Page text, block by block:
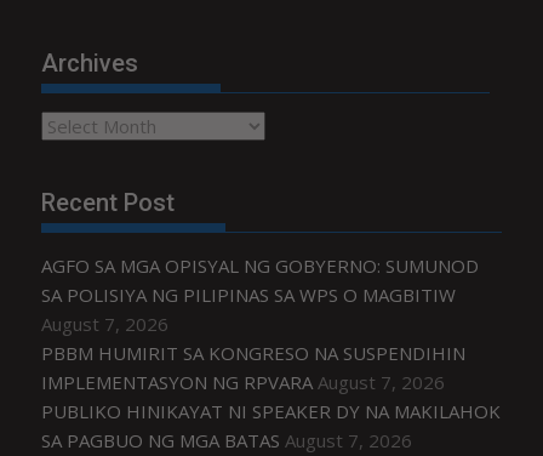
Archives
Archives
Recent Post
AGFO SA MGA OPISYAL NG GOBYERNO: SUMUNOD
SA POLISIYA NG PILIPINAS SA WPS O MAGBITIW
August 7, 2026
PBBM HUMIRIT SA KONGRESO NA SUSPENDIHIN
IMPLEMENTASYON NG RPVARA August 7, 2026
PUBLIKO HINIKAYAT NI SPEAKER DY NA MAKILAHOK
SA PAGBUO NG MGA BATAS August 7, 2026